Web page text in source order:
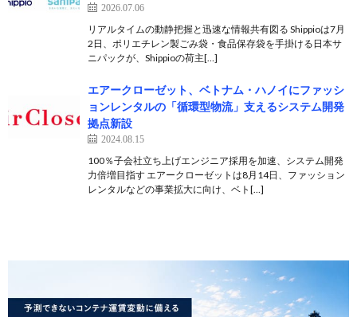
2026.07.06
リアルタイムの動静把握と迅速な情報共有図る Shippioは7月
2日、ポリエチレン製ごみ袋・食品保存袋を手掛ける日本サ
ニパックが、Shippioの荷主[…]
エアークローゼット、ベトナム・ハノイにファッシ
ョンレンタルの「循環型物流」支えるシステム開発
拠点新設
2024.08.15
100％子会社立ち上げエンジニア採用を加速、システム開発
力倍増目指す ​エアークローゼットは8月14日、ファッション
レンタルなどの事業拡大に向け、ベト[…]